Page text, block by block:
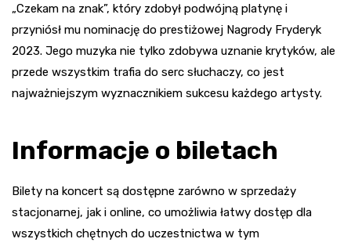
„Czekam na znak”, który zdobył podwójną platynę i
przyniósł mu nominację do prestiżowej Nagrody Fryderyk
2023. Jego muzyka nie tylko zdobywa uznanie krytyków, ale
przede wszystkim trafia do serc słuchaczy, co jest
najważniejszym wyznacznikiem sukcesu każdego artysty.
Informacje o biletach
Bilety na koncert są dostępne zarówno w sprzedaży
stacjonarnej, jak i online, co umożliwia łatwy dostęp dla
wszystkich chętnych do uczestnictwa w tym